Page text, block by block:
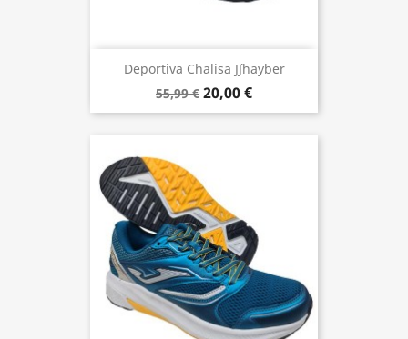
Deportiva Chalisa J`Jhayber
55,99 € 20,00 €